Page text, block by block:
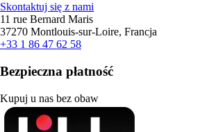
Skontaktuj się z nami
11 rue Bernard Maris
37270 Montlouis-sur-Loire, Francja
+33 1 86 47 62 58
Bezpieczna płatność
Kupuj u nas bez obaw